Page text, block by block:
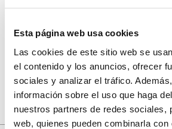
Esta página web usa cookies
Las cookies de este sitio web se
el contenido y los anuncios, ofrecer
sociales y analizar el tráfico.
información sobre el uso que haga
nuestros partners de redes sociales,
web, quienes pueden combinarla con
navegador para la próxima vez que